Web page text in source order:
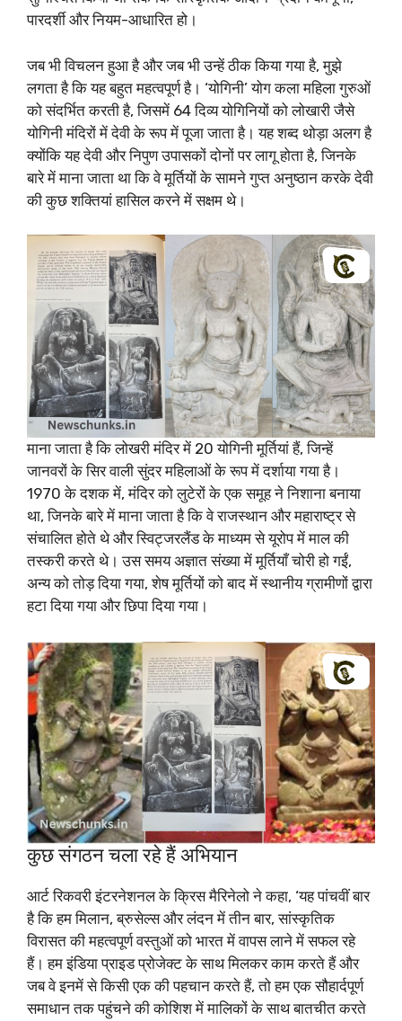
2023
पारदर्शी और नियम-आधारित हो।
जब भी विचलन हुआ है और जब भी उन्हें ठीक किया गया है, मुझे
लगता है कि यह बहुत महत्वपूर्ण है। ‘योगिनी’ योग कला महिला गुरुओं
को संदर्भित करती है, जिसमें 64 दिव्य योगिनियों को लोखारी जैसे
योगिनी मंदिरों में देवी के रूप में पूजा जाता है। यह शब्द थोड़ा अलग है
क्योंकि यह देवी और निपुण उपासकों दोनों पर लागू होता है, जिनके
बारे में माना जाता था कि वे मूर्तियों के सामने गुप्त अनुष्ठान करके देवी
की कुछ शक्तियां हासिल करने में सक्षम थे।
माना जाता है कि लोखरी मंदिर में 20 योगिनी मूर्तियां हैं, जिन्हें
जानवरों के सिर वाली सुंदर महिलाओं के रूप में दर्शाया गया है।
1970 के दशक में, मंदिर को लुटेरों के एक समूह ने निशाना बनाया
था, जिनके बारे में माना जाता है कि वे राजस्थान और महाराष्ट्र से
संचालित होते थे और स्विट्जरलैंड के माध्यम से यूरोप में माल की
तस्करी करते थे। उस समय अज्ञात संख्या में मूर्तियाँ चोरी हो गईं,
अन्य को तोड़ दिया गया, शेष मूर्तियों को बाद में स्थानीय ग्रामीणों द्वारा
हटा दिया गया और छिपा दिया गया।
कुछ संगठन चला रहे हैं अभियान
आर्ट रिकवरी इंटरनेशनल के क्रिस मैरिनेलो ने कहा, ‘यह पांचवीं बार
है कि हम मिलान, ब्रुसेल्स और लंदन में तीन बार, सांस्कृतिक
विरासत की महत्वपूर्ण वस्तुओं को भारत में वापस लाने में सफल रहे
हैं। हम इंडिया प्राइड प्रोजेक्ट के साथ मिलकर काम करते हैं और
जब वे इनमें से किसी एक की पहचान करते हैं, तो हम एक सौहार्दपूर्ण
समाधान तक पहुंचने की कोशिश में मालिकों के साथ बातचीत करते